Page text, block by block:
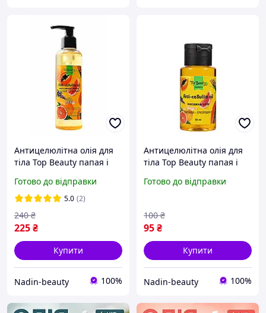
Антицелюлітна олія для
тіла Top Beauty папая і
Готово до відправки
5.0 (2)
225₴
240 ₴
Купити
Nadin-beauty 100%
Антицелюлітна олія для
тіла Top Beauty папая і
Готово до відправки
95₴
100 ₴
Купити
Nadin-beauty 100%